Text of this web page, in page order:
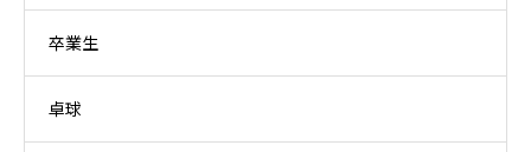
卒業生
卓球